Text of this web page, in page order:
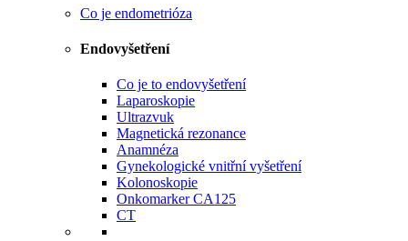
Co je endometrióza
Endovyšetření
Co je to endovyšetření
Laparoskopie
Ultrazvuk
Magnetická rezonance
Anamnéza
Gynekologické vnitřní vyšetření
Kolonoskopie
Onkomarker CA125
CT